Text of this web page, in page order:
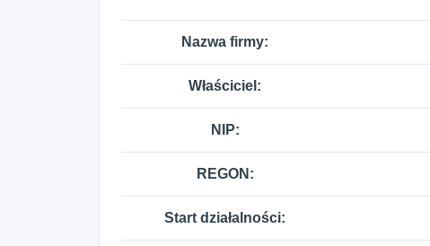
Nazwa firmy:
Właściciel:
NIP:
REGON:
Start działalności: